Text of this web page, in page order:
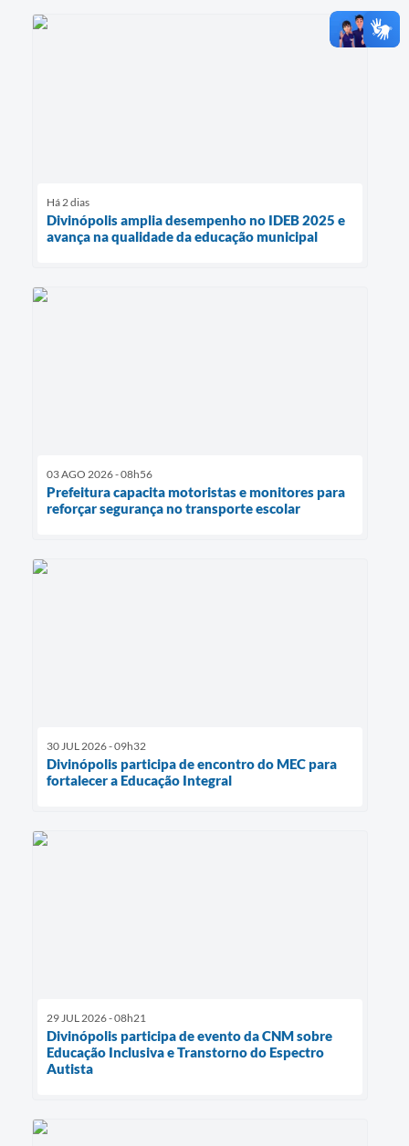
Há 2 dias
Divinópolis amplia desempenho no IDEB 2025 e
avança na qualidade da educação municipal
03 AGO 2026 - 08h56
Prefeitura capacita motoristas e monitores para
reforçar segurança no transporte escolar
30 JUL 2026 - 09h32
Divinópolis participa de encontro do MEC para
fortalecer a Educação Integral
29 JUL 2026 - 08h21
Divinópolis participa de evento da CNM sobre
Educação Inclusiva e Transtorno do Espectro
Autista